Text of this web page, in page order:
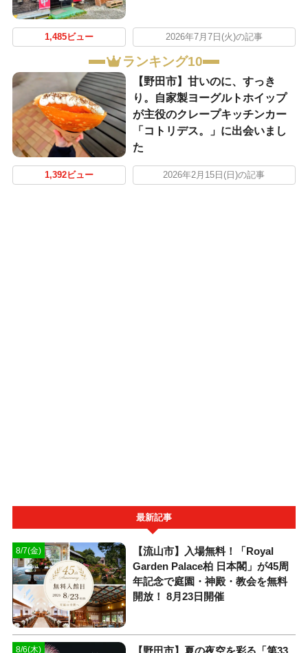
1,485ビュー 2026年7月7日(火)の記事
ランキング10
【野田市】甘いのに、すっき
り。自家製ヨーグルトホイップ
が主役のクレープキッチンカー
「コトリデス。」に出会いまし
た
1,392ビュー 2026年2月15日(日)の記事
最新記事
8/7(金)
【流山市】入場無料！「Royal
Garden Palace柏 日本閣」が45周
年記念で庭園・神殿・教会を無料
開放！ 8月23日開催
8/6(木) 【野田市】夏の夜空を彩る「第33